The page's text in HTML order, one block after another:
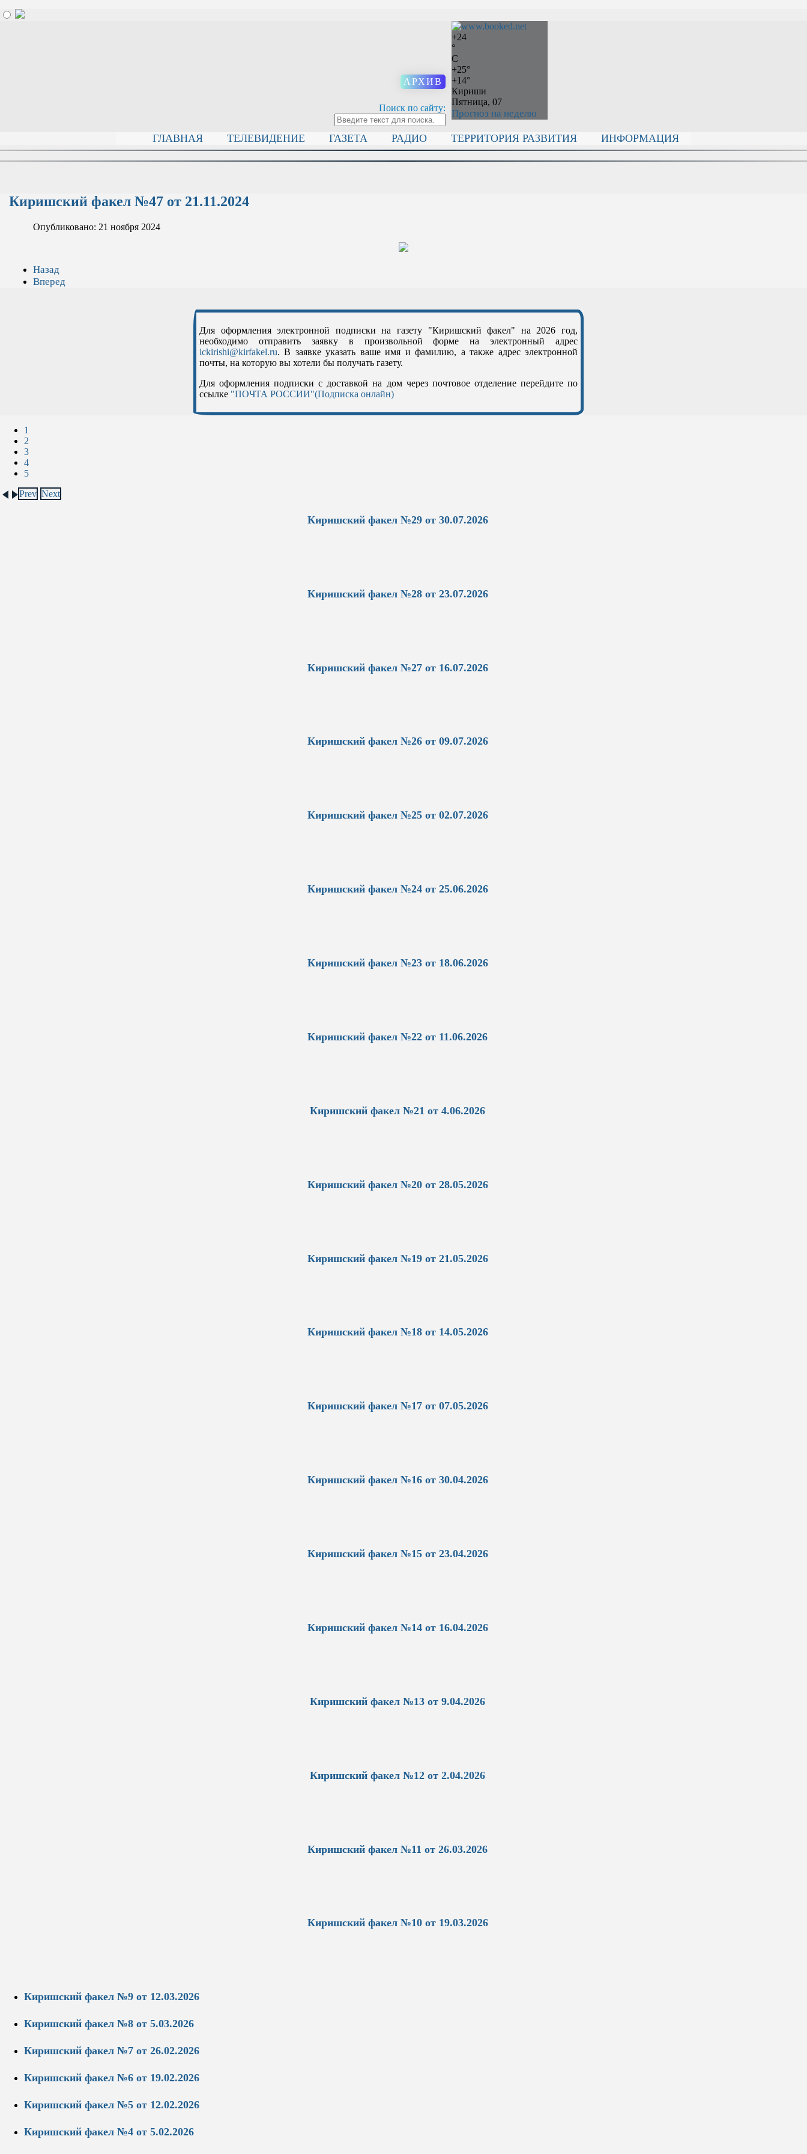
АРХИВ
Поиск по сайту:
+24
°
C
+25°
+14°
Кириши
Пятница, 07
Прогноз на неделю
ГЛАВНАЯ ТЕЛЕВИДЕНИЕ ГАЗЕТА РАДИО ТЕРРИТОРИЯ РАЗВИТИЯ ИНФОРМАЦИЯ
Киришский факел №47 от 21.11.2024
Опубликовано: 21 ноября 2024
Назад
Вперед
Для оформления электронной подписки на газету "Киришский факел" на 2026 год,
необходимо отправить заявку в произвольной форме на электронный адрес
ickirishi@kirfakel.ru. В заявке указать ваше имя и фамилию, а также адрес электронной
почты, на которую вы хотели бы получать газету.
Для оформления подписки с доставкой на дом через почтовое отделение перейдите по
ссылке "ПОЧТА РОССИИ"(Подписка онлайн)
1
2
3
4
5
Prev Next
Киришский факел №29 от 30.07.2026
Киришский факел №28 от 23.07.2026
Киришский факел №27 от 16.07.2026
Киришский факел №26 от 09.07.2026
Киришский факел №25 от 02.07.2026
Киришский факел №24 от 25.06.2026
Киришский факел №23 от 18.06.2026
Киришский факел №22 от 11.06.2026
Киришский факел №21 от 4.06.2026
Киришский факел №20 от 28.05.2026
Киришский факел №19 от 21.05.2026
Киришский факел №18 от 14.05.2026
Киришский факел №17 от 07.05.2026
Киришский факел №16 от 30.04.2026
Киришский факел №15 от 23.04.2026
Киришский факел №14 от 16.04.2026
Киришский факел №13 от 9.04.2026
Киришский факел №12 от 2.04.2026
Киришский факел №11 от 26.03.2026
Киришский факел №10 от 19.03.2026
Киришский факел №9 от 12.03.2026
Киришский факел №8 от 5.03.2026
Киришский факел №7 от 26.02.2026
Киришский факел №6 от 19.02.2026
Киришский факел №5 от 12.02.2026
Киришский факел №4 от 5.02.2026